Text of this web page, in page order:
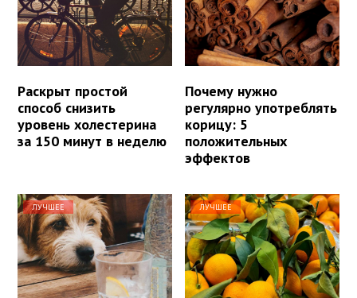
Раскрыт простой
способ снизить
уровень холестерина
за 150 минут в неделю
Почему нужно
регулярно употреблять
корицу: 5
положительных
эффектов
ЛУЧШЕЕ ЛУЧШЕЕ